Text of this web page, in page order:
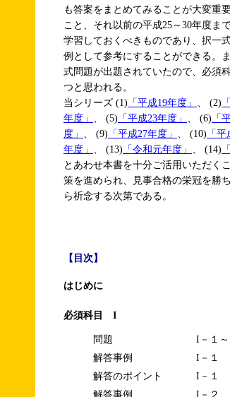
も答案をまとめてみることが大変重
こと、それ以前の平成25～30年度
学習しておくべきものであり、択一
例として参考にすることができる。
式問題が出題されていたので、必須
つと思われる。
当シリーズ (1) 「平成19年度」 、 (2)
年度」
、 (5) 「平成23年度」 、 (6) 「
度」
、 (9) 「平成27年度」 、 (10) 「
年度」
、 (13) 「令和元年度」 、 (14)
とあわせ本書を十分ご活用いただく
策を進められ、見事合格の栄冠を勝
ら祈念する次第である。
【目次】
はじめに
必須科目 I
問題
I－１～
解答事例
I－１
解答のポイント
I－１
解答事例
I－２